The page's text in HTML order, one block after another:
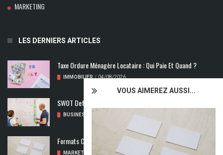
VOUS AIMEREZ AUSSI...
MARKETING
LES DERNIERS ARTICLES
Taxe Ordure Ménagère Locataire : Qui Paie Et Quand ?
IMMOBILIER / 04/08/2026
SWOT Def : Qu’est-Ce Que L’analyse SWOT ?
BUSINESS
Formats Carte De Visite : Les Dimensions À Découvrir
MARKETING 01/08/2026